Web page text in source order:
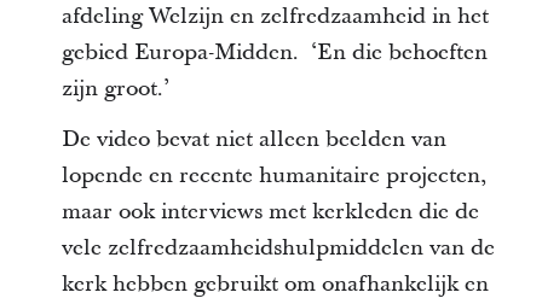
afdeling Welzijn en zelfredzaamheid in het
gebied Europa-Midden. ‘En die behoeften
zijn groot.’
De video bevat niet alleen beelden van
lopende en recente humanitaire projecten,
maar ook interviews met kerkleden die de
vele zelfredzaamheidshulpmiddelen van de
kerk hebben gebruikt om onafhankelijk en